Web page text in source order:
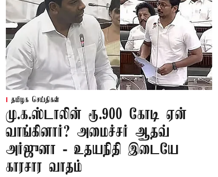
தமிழக செய்திகள்
மு.க.ஸ்டாலின் ரூ.900 கோடி ஏன்
வாங்கினார்? அமைச்சர் ஆதவ்
அர்ஜுனா - உதயநிதி இடையே
காரசார வாதம்